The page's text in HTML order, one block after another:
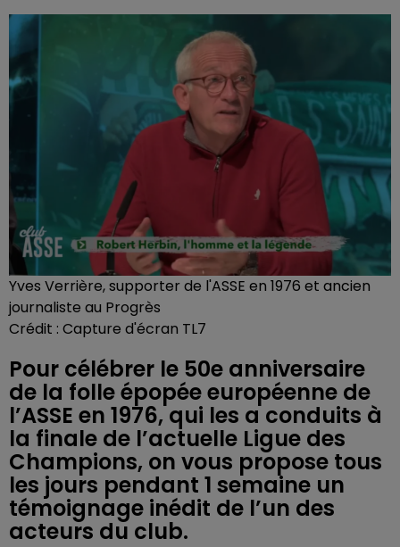
Yves Verrière, supporter de l'ASSE en 1976 et ancien
journaliste au Progrès
Crédit : Capture d'écran TL7
Pour célébrer le 50e anniversaire
de la folle épopée européenne de
l’ASSE en 1976, qui les a conduits à
la finale de l’actuelle Ligue des
Champions, on vous propose tous
les jours pendant 1 semaine un
témoignage inédit de l’un des
acteurs du club.